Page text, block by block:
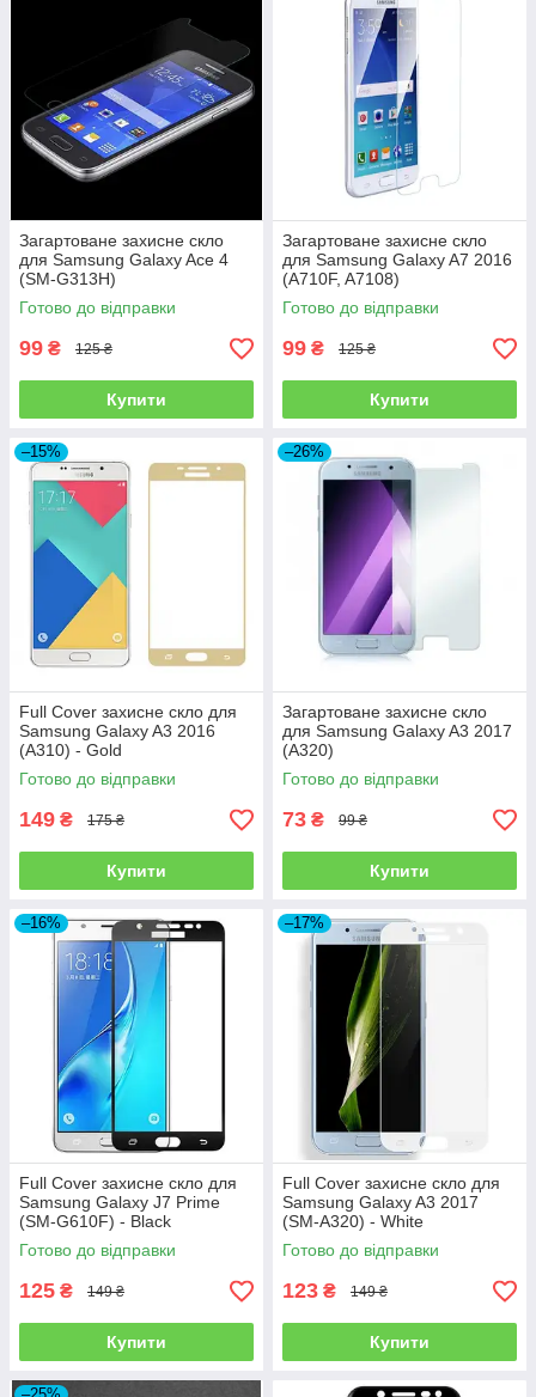
Загартоване захисне скло
для Samsung Galaxy Ace 4
(SM-G313H)
Готово до відправки
99 ₴ 125 ₴
Купити
Загартоване захисне скло
для Samsung Galaxy A7 2016
(A710F, A7108)
Готово до відправки
99 ₴ 125 ₴
Купити
–15%
Full Cover захисне скло для
Samsung Galaxy A3 2016
(A310) - Gold
Готово до відправки
149 ₴ 175 ₴
Купити
–26%
Загартоване захисне скло
для Samsung Galaxy A3 2017
(A320)
Готово до відправки
73 ₴ 99 ₴
Купити
–16%
Full Cover захисне скло для
Samsung Galaxy J7 Prime
(SM-G610F) - Black
Готово до відправки
125 ₴ 149 ₴
Купити
–17%
Full Cover захисне скло для
Samsung Galaxy A3 2017
(SM-A320) - White
Готово до відправки
123 ₴ 149 ₴
Купити